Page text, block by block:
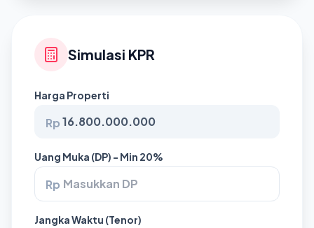
Simulasi KPR
Harga Properti
Rp
Uang Muka (DP) - Min 20%
Rp
Jangka Waktu (Tenor)